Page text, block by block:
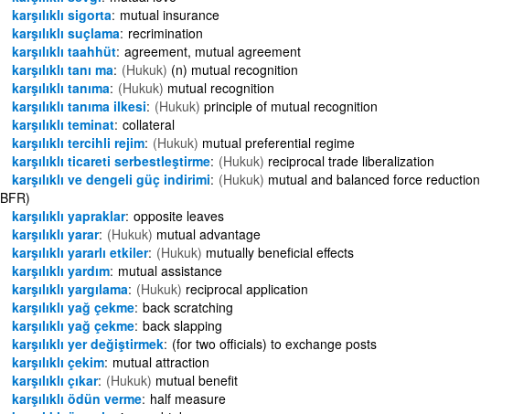
karşılıklı sigorta mutual insurance
karşılıklı suçlama recrimination
karşılıklı taahhüt agreement, mutual agreement
karşılıklı tanı ma (Hukuk) (n) mutual recognition
karşılıklı tanıma (Hukuk) mutual recognition
karşılıklı tanıma ilkesi (Hukuk) principle of mutual recognition
karşılıklı teminat collateral
karşılıklı tercihli rejim (Hukuk) mutual preferential regime
karşılıklı ticareti serbestleştirme (Hukuk) reciprocal trade liberalization
karşılıklı ve dengeli güç indirimi (Hukuk) mutual and balanced force reduction
karşılıklı yapraklar opposite leaves
karşılıklı yarar (Hukuk) mutual advantage
karşılıklı yararlı etkiler (Hukuk) mutually beneficial effects
karşılıklı yardım mutual assistance
karşılıklı yargılama (Hukuk) reciprocal application
karşılıklı yağ çekme back scratching
karşılıklı yağ çekme back slapping
karşılıklı yer değiştirmek (for two officials) to exchange posts
karşılıklı çekim mutual attraction
karşılıklı çıkar (Hukuk) mutual benefit
karşılıklı ödün verme half measure